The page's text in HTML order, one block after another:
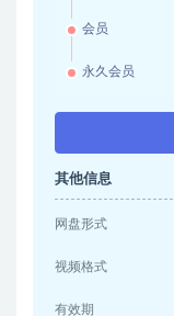
会员
永久会员
其他信息
网盘形式
视频格式
有效期